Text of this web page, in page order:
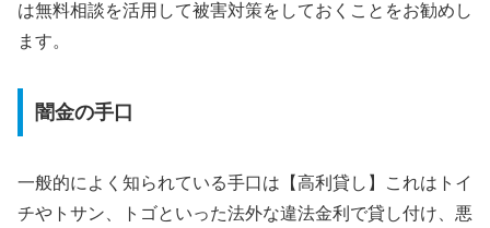
は無料相談を活用して被害対策をしておくことをお勧めし
ます。
闇金の手口
一般的によく知られている手口は【高利貸し】これはトイ
チやトサン、トゴといった法外な違法金利で貸し付け、悪